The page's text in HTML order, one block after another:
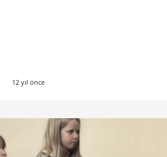
12 yıl önce